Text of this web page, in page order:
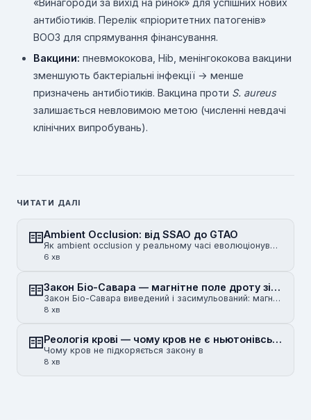
антибіотиків. Перелік «пріоритетних патогенів»
ВООЗ для спрямування фінансування.
Вакцини: пневмококова, Hib, менінгококова вакцини
зменшують бактеріальні інфекції → менше
призначень антибіотиків. Вакцина проти S. aureus
залишається невловимою метою (численні невдачі
клінічних випробувань).
ЧИТАТИ ДАЛІ
Ambient Occlusion: від SSAO до GTAO
Як ambient occlusion у реальному часі еволюціонував від SSAO часів Crysis до горизонт-базованого HBA…
6 хв
Закон Біо-Савара — магнітне поле дроту зі струмом
Закон Біо-Савара виведений і засимульований: магнітне поле нескінченного прямого дроту, скінченного …
8 хв
Реологія крові — чому кров не є ньютонівською рідиною
Чому кров не підкоряється закону в
8 хв